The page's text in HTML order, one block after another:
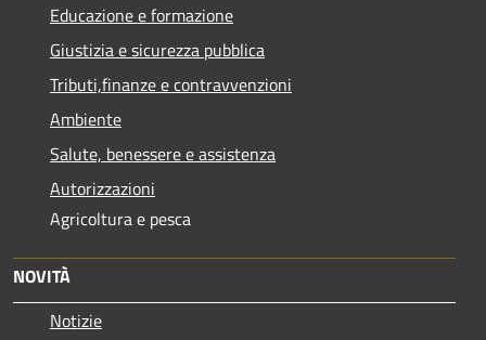
Educazione e formazione
Giustizia e sicurezza pubblica
Tributi,finanze e contravvenzioni
Ambiente
Salute, benessere e assistenza
Autorizzazioni
Agricoltura e pesca
NOVITÀ
Notizie